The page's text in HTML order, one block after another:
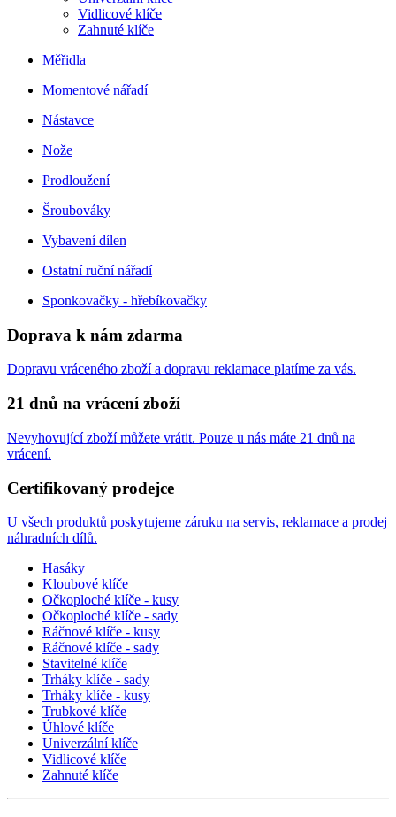
Vidlicové klíče
Zahnuté klíče
Měřidla
Momentové nářadí
Nástavce
Nože
Prodloužení
Šroubováky
Vybavení dílen
Ostatní ruční nářadí
Sponkovačky - hřebíkovačky
Doprava k nám zdarma
Dopravu vráceného zboží a dopravu reklamace platíme za vás.
21 dnů na vrácení zboží
Nevyhovující zboží můžete vrátit. Pouze u nás máte 21 dnů na
vrácení.
Certifikovaný prodejce
U všech produktů poskytujeme záruku na servis, reklamace a prodej
náhradních dílů.
Hasáky
Kloubové klíče
Očkoploché klíče - kusy
Očkoploché klíče - sady
Ráčnové klíče - kusy
Ráčnové klíče - sady
Stavitelné klíče
Trháky klíče - sady
Trháky klíče - kusy
Trubkové klíče
Úhlové klíče
Univerzální klíče
Vidlicové klíče
Zahnuté klíče